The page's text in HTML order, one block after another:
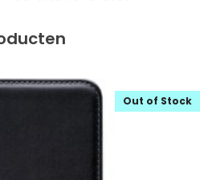
Out of Stock